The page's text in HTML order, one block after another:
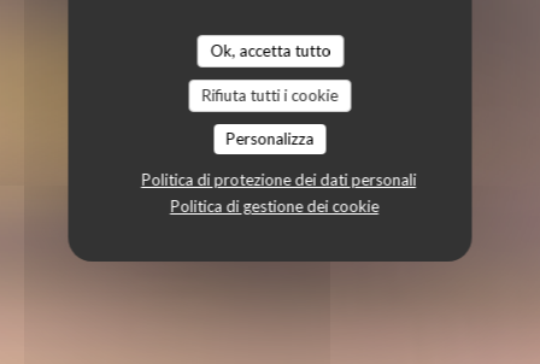
Ok, accetta tutto
Rifiuta tutti i cookie
Personalizza
Politica di protezione dei dati personali
Politica di gestione dei cookie